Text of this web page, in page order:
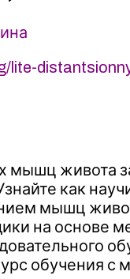
lite-
мышц живота
как
мышц
на основе
обучения